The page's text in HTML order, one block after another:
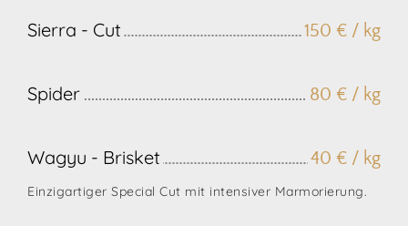
Sierra - Cut 150 € / kg
Spider 80 € / kg
Wagyu - Brisket 40 € / kg
Einzigartiger Special Cut mit intensiver Marmorierung.